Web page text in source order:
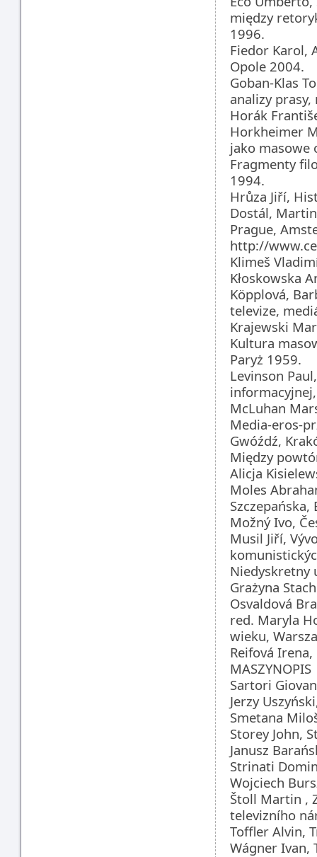
między
1996.
Fiedor Karol,
Opole 2004.
Goban-Klas
analizy
Horák
Horkheimer
jako masowe
Fragmenty
1994.
Hrůza Jiří,
Dostál,
Prague,
http://
Klimeš
Kłoskowska
Köpplová,
televize,
Krajewski
Kultura
Paryż 1959.
Levinson
McLuhan
Media-eros-
Gwóźdź,
Między
Alicja
Moles
Možný Ivo,
Musil Jiří,
Niedyskretny
Grażyna
Osvaldová
red. Maryla
wieku,
Reifová
MASZYNOPIS
Sartori
Jerzy
Smetana
Storey John,
Janusz
Strinati
Wojciech
Štoll Martin ,
televizního
Toffler Alvin,
Wágner Ivan,